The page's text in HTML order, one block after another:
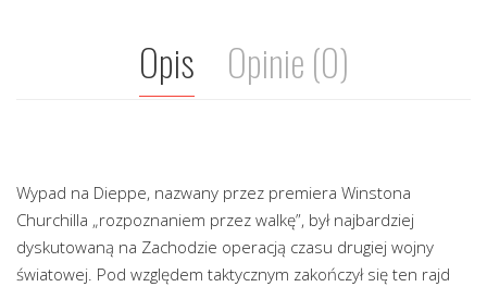
Opis Opinie (0)
Wypad na Dieppe, nazwany przez premiera Winstona
Churchilla „rozpoznaniem przez walkę”, był najbardziej
dyskutowaną na Zachodzie operacją czasu drugiej wojny
światowej. Pod względem taktycznym zakończył się ten rajd